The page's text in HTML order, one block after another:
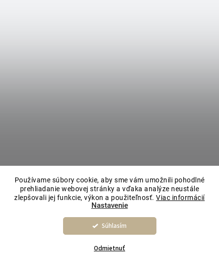
Používame súbory cookie, aby sme vám umožnili pohodlné
prehliadanie webovej stránky a vďaka analýze neustále
zlepšovali jej funkcie, výkon a použiteľnosť.Viac informácií
Nastavenie
Odmietnuť
Súhlasím